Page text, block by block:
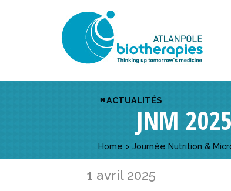
ACTUALITÉS
JNM
Home > Journée Nutrition &
1 avril 2025